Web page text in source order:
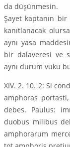
da düşünmesin.
Şayet kaptanın bir
kanıtlanacak
aynı yasa
bir dalaveresi ve
aynı durum vuku
XIV. 2. 10. 2: Si
amphoras
debes. Paulus:
duobus milibus
amphorarum